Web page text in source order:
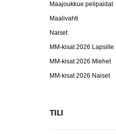
Maajoukkue pelipaidat
Maalivahti
Naiset
MM-kisat 2026 Lapsille
MM-kisat 2026 Miehet
MM-kisat 2026 Naiset
TILI